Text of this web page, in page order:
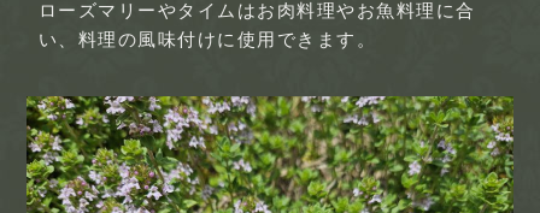
ローズマリーやタイムはお肉料理やお魚料理に合
い、料理の風味付けに使用できます。